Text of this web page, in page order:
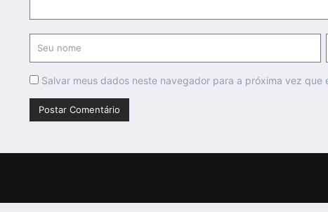
Salvar meus dados neste navegador para a próxima vez que